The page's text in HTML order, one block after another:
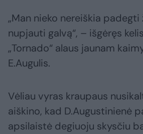
„Man nieko nereiškia padegti
nupjauti galvą“, – išgėręs
„Tornado“ alaus jaunam
E.Augulis.
Vėliau vyras kraupaus
aiškino, kad D.Augustinienė
apsilaistė degiuoju skysčiu